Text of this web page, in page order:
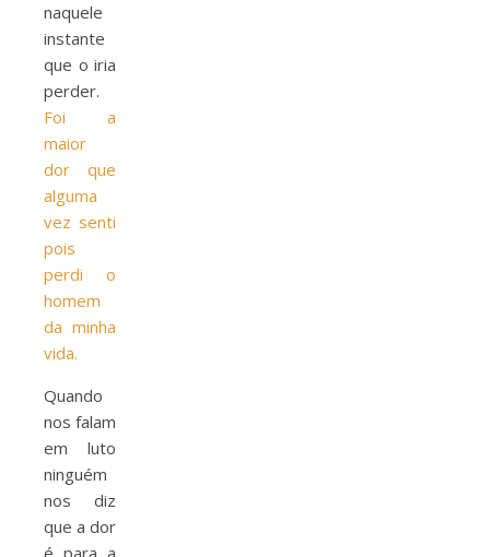
naquele
instante
que o iria
perder.
Foi a
maior
dor que
alguma
vez senti
pois
perdi o
homem
da minha
vida.
Quando
nos falam
em luto
ninguém
nos diz
que a dor
é para a